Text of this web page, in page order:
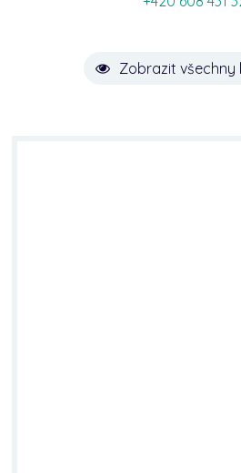
Zobrazit všechny